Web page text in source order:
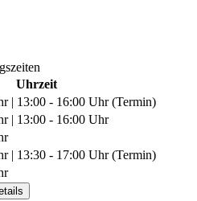
Uhrzeit
| 13:00 - 16:00 Uhr (Termin)
| 13:00 - 16:00 Uhr
| 13:30 - 17:00 Uhr (Termin)